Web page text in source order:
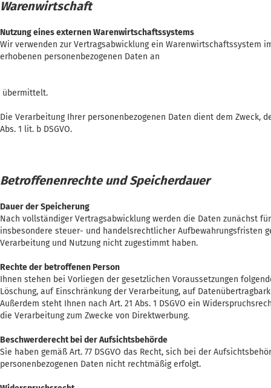
Warenwirtschaft
Nutzung eines externen Warenwirtschaftssystems
Wir verwenden zur Vertragsabwicklung ein Warenwirtschaftssystem
erhobenen personenbezogenen Daten an
übermittelt.
Die Verarbeitung Ihrer personenbezogenen Daten dient dem Zweck,
Abs. 1 lit. b DSGVO.
Betroffenenrechte und Speicherdauer
Dauer der Speicherung
Nach vollständiger Vertragsabwicklung werden die Daten zunächst
insbesondere steuer- und handelsrechtlicher Aufbewahrungsfristen
Verarbeitung und Nutzung nicht zugestimmt haben.
Rechte der betroffenen Person
Ihnen stehen bei Vorliegen der gesetzlichen Voraussetzungen
Löschung, auf Einschränkung der Verarbeitung, auf
Außerdem steht Ihnen nach Art. 21 Abs. 1 DSGVO ein
die Verarbeitung zum Zwecke von Direktwerbung.
Beschwerderecht bei der Aufsichtsbehörde
Sie haben gemäß Art. 77 DSGVO das Recht, sich bei der
personenbezogenen Daten nicht rechtmäßig erfolgt.